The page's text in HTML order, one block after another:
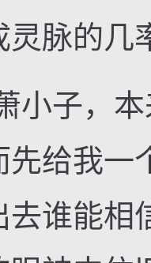
灵脉的几
子，本
先给我一
去谁能相